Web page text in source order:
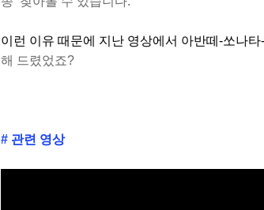
이런 이유 때문에 지난 영상에서 아반떼-쏘나
해 드렸었죠?
# 관련 영상